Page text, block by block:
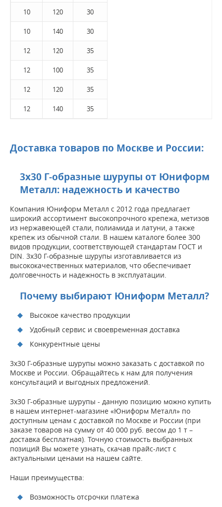
10 120 30
10 140 30
12 120 35
12 100 35
12 120 35
12 140 35
Доставка товаров по Москве и России:
3х30 Г-образные шурупы от Юниформ
Металл: надежность и качество
Компания Юниформ Металл с 2012 года предлагает
широкий ассортимент высокопрочного крепежа, метизов
из нержавеющей стали, полиамида и латуни, а также
крепеж из обычной стали. В нашем каталоге более 300
видов продукции, соответствующей стандартам ГОСТ и
DIN. 3х30 Г-образные шурупы изготавливается из
высококачественных материалов, что обеспечивает
долговечность и надежность в эксплуатации.
Почему выбирают Юниформ Металл?
Высокое качество продукции
Удобный сервис и своевременная доставка
Конкурентные цены
3х30 Г-образные шурупы можно заказать с доставкой по
Москве и России. Обращайтесь к нам для получения
консультаций и выгодных предложений.
3х30 Г-образные шурупы - данную позицию можно купить
в нашем интернет-магазине «Юниформ Металл» по
доступным ценам с доставкой по Москве и России (при
заказе товаров на сумму от 40 000 руб. весом до 1 т –
доставка бесплатная). Точную стоимость выбранных
позиций Вы можете узнать, скачав прайс-лист с
актуальными ценами на нашем сайте.
Наши преимущества:
Возможность отсрочки платежа